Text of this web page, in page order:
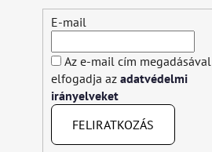
E-mail
Az e-mail cím megadásával
elfogadja az adatvédelmi
irányelveket
FELIRATKOZÁS